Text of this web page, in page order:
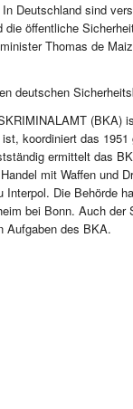
Deutschland sind
die öffentliche
Thomas de
deutschen
(BKA)
koordiniert das
ermittelt das
mit Waffen und
Interpol. Die Behörde
bei Bonn. Auch der
Aufgaben des BKA.